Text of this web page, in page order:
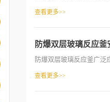
查看更多>>
防爆双层玻璃反应
防爆双层玻璃反应釜广泛
查看更多>>